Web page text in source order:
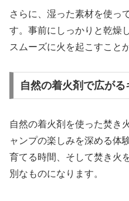
さらに、湿った素材を使っ
す。事前にしっかりと乾燥
スムーズに火を起こすこと
自然の着火剤で広が
自然の着火剤を使った焚き
ャンプの楽しみを深める体
育てる時間、そして焚き火
別なものになります。